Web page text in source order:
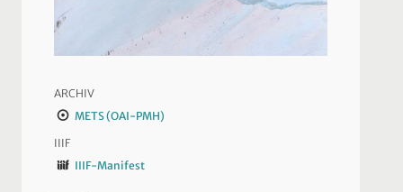
ARCHIV
METS (OAI-PMH)
IIIF
IIIF-Manifest